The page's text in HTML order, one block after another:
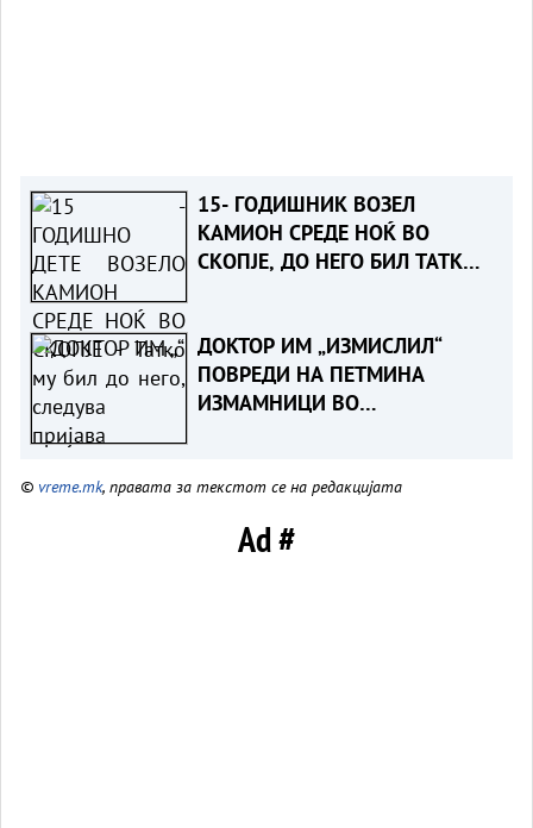
15- ГОДИШНИК ВОЗЕЛ
КАМИОН СРЕДЕ НОЌ ВО
СКОПЈЕ, ДО НЕГО БИЛ ТАТКО
ДОКТОР ИМ „ИЗМИСЛИЛ“
ПОВРЕДИ НА ПЕТМИНА
ИЗМАМНИЦИ ВО
шемата за измама со
© vreme.mk, правата за текстот се на редакцијата
Ad #